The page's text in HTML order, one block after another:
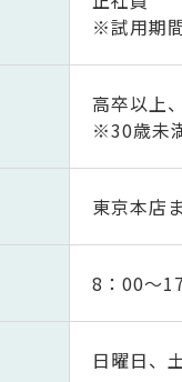
※試用期
高卒以上
※30歳未
東京本店
8：00～
日曜日、